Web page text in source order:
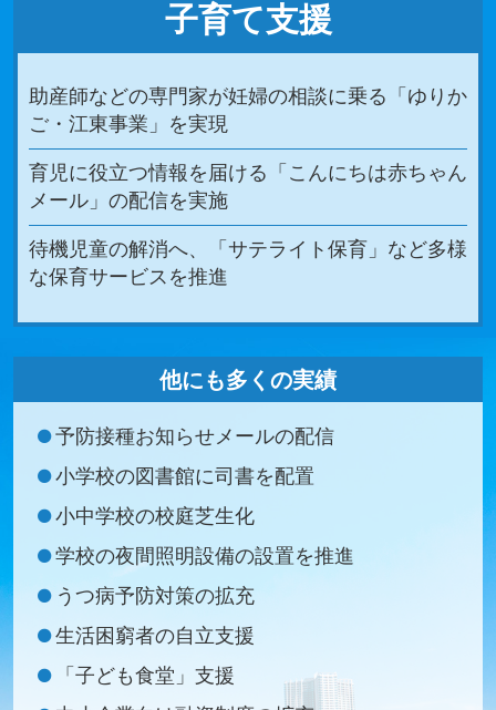
子育て支援
助産師などの専門家が妊婦の相談に乗る「ゆりか
ご・江東事業」を実現
育児に役立つ情報を届ける「こんにちは赤ちゃん
メール」の配信を実施
待機児童の解消へ、「サテライト保育」など多様
な保育サービスを推進
他にも多くの実績
予防接種お知らせメールの配信
小学校の図書館に司書を配置
小中学校の校庭芝生化
学校の夜間照明設備の設置を推進
うつ病予防対策の拡充
生活困窮者の自立支援
「子ども食堂」支援